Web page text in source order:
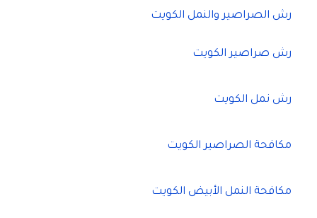
رش الصراصير والنمل الكويت
رش صراصير الكويت
رش نمل الكويت
مكافحة الصراصير الكويت
مكافحة النمل الأبيض الكويت